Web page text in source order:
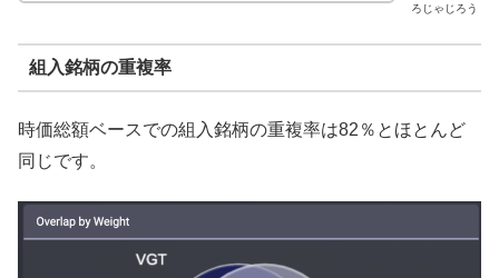
ろじゃじろう
組入銘柄の重複率
時価総額ベースでの組入銘柄の重複率は82％とほとんど
同じです。